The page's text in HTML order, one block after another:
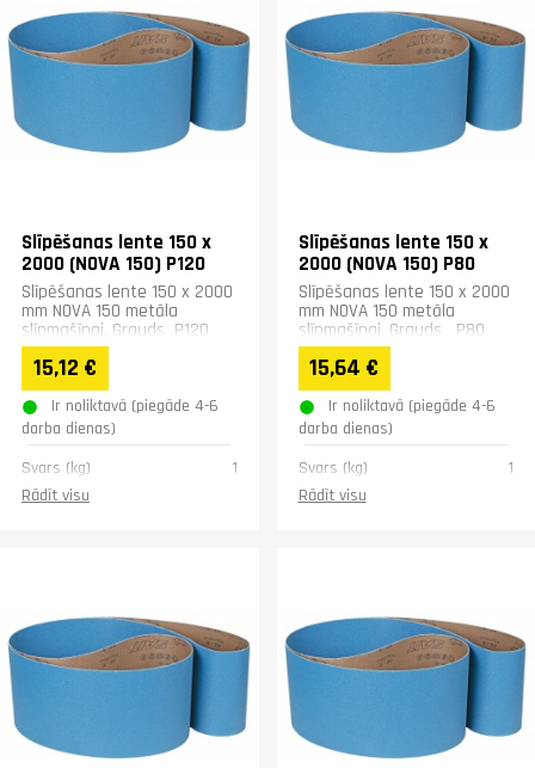
Slīpēšanas lente 150 x
2000 (NOVA 150) P120
Slīpēšanas lente 150 x 2000
mm NOVA 150 metāla
slīpmašīnai. Grauds P120
15,12 €
Ir noliktavā (piegāde 4-6
darba dienas)
Svars (kg)
1
Rādīt visu
Slīpēšanas lente 150 x
2000 (NOVA 150) P80
Slīpēšanas lente 150 x 2000
mm NOVA 150 metāla
slīpmašīnai. Grauds P80
15,64 €
Ir noliktavā (piegāde 4-6
darba dienas)
Svars (kg)
1
Rādīt visu